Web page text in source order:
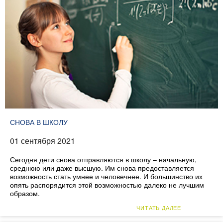
СНОВА В ШКОЛУ
01 сентября 2021
Сегодня дети снова отправляются в школу – начальную,
среднюю или даже высшую. Им снова предоставляется
возможность стать умнее и человечнее. И большинство их
опять распорядится этой возможностью далеко не лучшим
образом.
ЧИТАТЬ ДАЛЕЕ